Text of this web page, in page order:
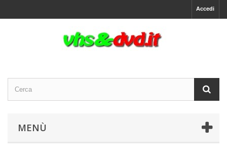
Accedi
MENÙ